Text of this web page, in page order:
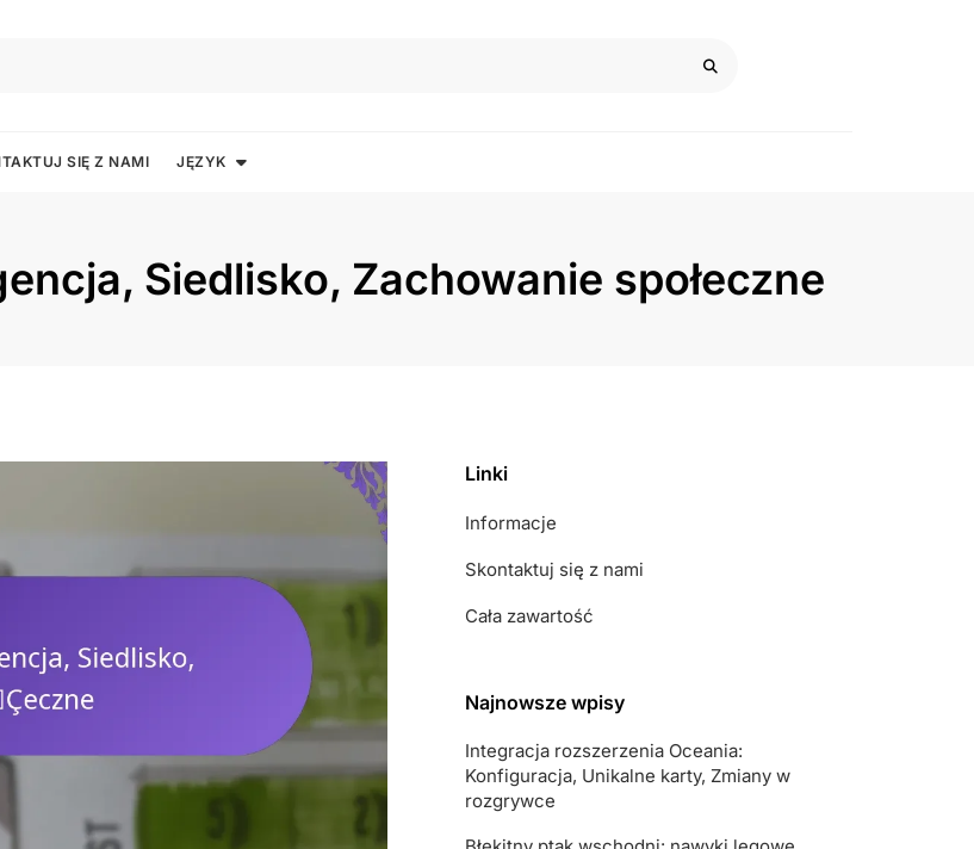
SIĘ Z NAMI JĘZYK
Siedlisko, Zachowanie społeczne
Linki
Informacje
Skontaktuj się z nami
Cała zawartość
Najnowsze wpisy
Integracja rozszerzenia Oceania:
Konfiguracja, Unikalne karty, Zmiany w
rozgrywce